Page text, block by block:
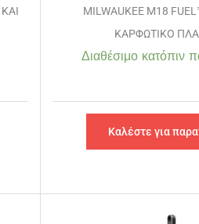
MILWAUKEE M18
ΚΑΡΦΩΤΙΚΟ
Διαθέσιμο κατόπιν
Καλέστε για